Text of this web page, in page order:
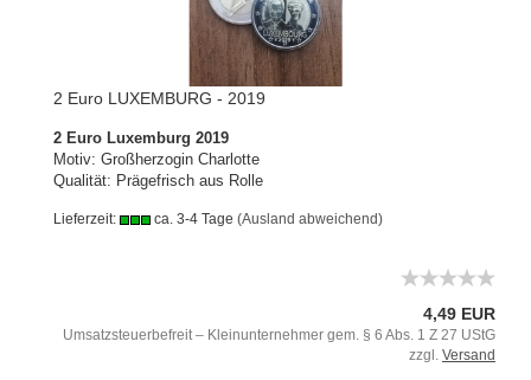
2 Euro LUXEMBURG - 2019
2 Euro Luxemburg 2019
Motiv: Großherzogin Charlotte
Qualität: Prägefrisch aus Rolle
Lieferzeit: ca. 3-4 Tage (Ausland abweichend)
4,49 EUR
Umsatzsteuerbefreit – Kleinunternehmer gem. § 6 Abs. 1 Z 27 UStG
zzgl. Versand